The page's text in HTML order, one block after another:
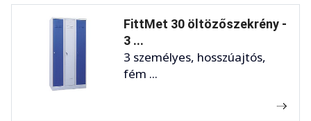
FittMet 30 öltözőszekrény -
3 ...
3 személyes, hosszúajtós,
fém ...